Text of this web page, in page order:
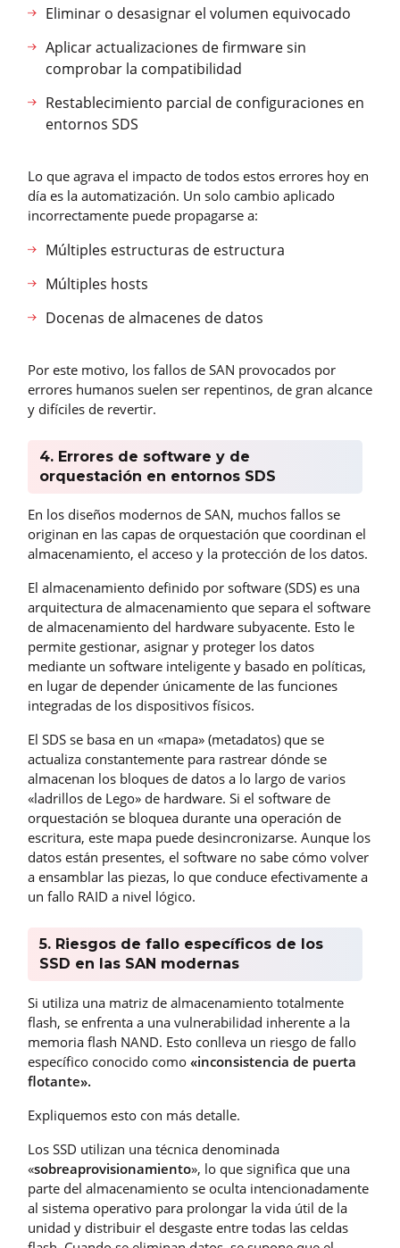
Eliminar o desasignar el volumen equivocado
Aplicar actualizaciones de firmware sin
comprobar la compatibilidad
Restablecimiento parcial de configuraciones en
entornos SDS
Lo que agrava el impacto de todos estos errores hoy en
día es la automatización. Un solo cambio aplicado
incorrectamente puede propagarse a:
Múltiples estructuras de estructura
Múltiples hosts
Docenas de almacenes de datos
Por este motivo, los fallos de SAN provocados por
errores humanos suelen ser repentinos, de gran alcance
y difíciles de revertir.
4. Errores de software y de
orquestación en entornos SDS
En los diseños modernos de SAN, muchos fallos se
originan en las capas de orquestación que coordinan el
almacenamiento, el acceso y la protección de los datos.
El almacenamiento definido por software (SDS) es una
arquitectura de almacenamiento que separa el software
de almacenamiento del hardware subyacente. Esto le
permite gestionar, asignar y proteger los datos
mediante un software inteligente y basado en políticas,
en lugar de depender únicamente de las funciones
integradas de los dispositivos físicos.
El SDS se basa en un «mapa» (metadatos) que se
actualiza constantemente para rastrear dónde se
almacenan los bloques de datos a lo largo de varios
«ladrillos de Lego» de hardware. Si el software de
orquestación se bloquea durante una operación de
escritura, este mapa puede desincronizarse. Aunque los
datos están presentes, el software no sabe cómo volver
a ensamblar las piezas, lo que conduce efectivamente a
un fallo RAID a nivel lógico.
5. Riesgos de fallo específicos de los
SSD en las SAN modernas
Si utiliza una matriz de almacenamiento totalmente
flash, se enfrenta a una vulnerabilidad inherente a la
memoria flash NAND. Esto conlleva un riesgo de fallo
específico conocido como «inconsistencia de puerta
flotante».
Expliquemos esto con más detalle.
Los SSD utilizan una técnica denominada
«sobreaprovisionamiento», lo que significa que una
parte del almacenamiento se oculta intencionadamente
al sistema operativo para prolongar la vida útil de la
unidad y distribuir el desgaste entre todas las celdas